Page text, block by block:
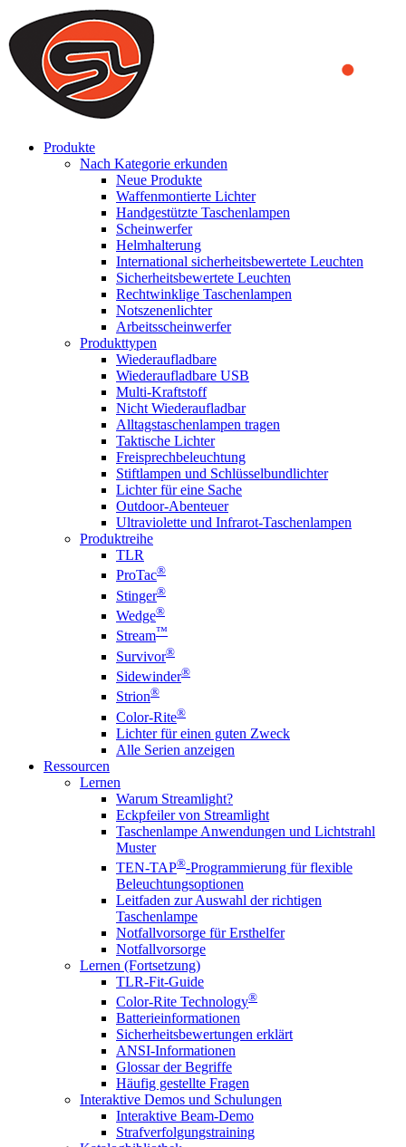
We use cookies to ensure that we provide you the best experience
on our website. By continuing to browse this website, you accept
that cookies are used to help us analyze how the website is used and
to offer you a better experience. To learn more or to find out how
you can disable cookies, you can access our
Produkte
Nach Kategorie erkunden
Neue Produkte
Waffenmontierte Lichter
Handgestützte Taschenlampen
Scheinwerfer
Helmhalterung
International sicherheitsbewertete Leuchten
Sicherheitsbewertete Leuchten
Rechtwinklige Taschenlampen
Notszenenlichter
Arbeitsscheinwerfer
Produkttypen
Wiederaufladbare
Wiederaufladbare USB
Multi-Kraftstoff
Nicht Wiederaufladbar
Alltagstaschenlampen tragen
Taktische Lichter
Freisprechbeleuchtung
Stiftlampen und Schlüsselbundlichter
Lichter für eine Sache
Outdoor-Abenteuer
Ultraviolette und Infrarot-Taschenlampen
Produktreihe
TLR
ProTac®
Stinger®
Wedge®
Stream™
Survivor®
Sidewinder®
Strion®
Color-Rite®
Lichter für einen guten Zweck
Alle Serien anzeigen
Ressourcen
Lernen
Warum Streamlight?
Eckpfeiler von Streamlight
Taschenlampe Anwendungen und Lichtstrahl
Muster
TEN-TAP®-Programmierung für flexible
Beleuchtungsoptionen
Leitfaden zur Auswahl der richtigen
Taschenlampe
Notfallvorsorge für Ersthelfer
Notfallvorsorge
Lernen (Fortsetzung)
TLR-Fit-Guide
Color-Rite Technology®
Batterieinformationen
Sicherheitsbewertungen erklärt
ANSI-Informationen
Glossar der Begriffe
Häufig gestellte Fragen
Interaktive Demos und Schulungen
Interaktive Beam-Demo
Strafverfolgungstraining